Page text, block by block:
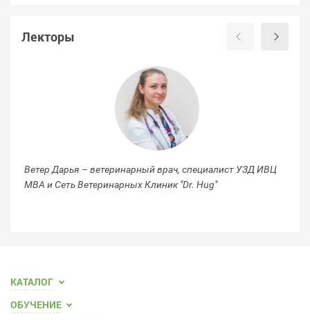
Лекторы
Ветер Дарья – ветеринарный врач, специалист УЗД ИВЦ
МВА и Сеть Ветеринарных Клиник "Dr. Hug"
КАТАЛОГ
ОБУЧЕНИЕ